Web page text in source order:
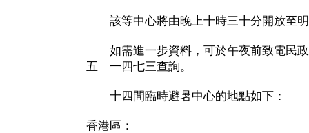
該等中心將由晚上十時三十分開放至明
如需進一步資料，可於午夜前致電民政
五 一四七三查詢。
十四間臨時避暑中心的地點如下：
香港區：